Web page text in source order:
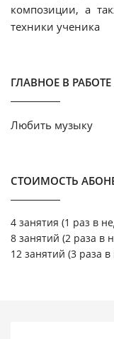
композиции, а
техники ученика
ГЛАВНОЕ В
Любить музыку
СТОИМОСТЬ
4 занятия (1 раз в
8 занятий (2 раза в
12 занятий (3 раза